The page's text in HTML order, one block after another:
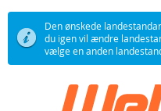
Den ønskede
du igen vil ændre
vælge en anden